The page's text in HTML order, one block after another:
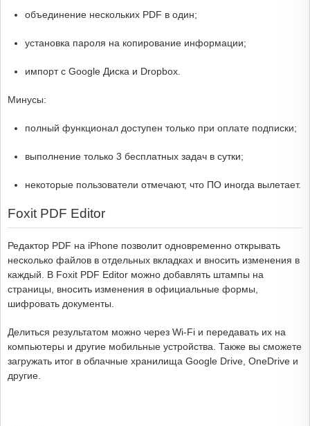
объединение нескольких PDF в один;
установка пароля на копирование информации;
импорт с Google Диска и Dropbox.
Минусы:
полный функционал доступен только при оплате подписки;
выполнение только 3 бесплатных задач в сутки;
некоторые пользователи отмечают, что ПО иногда вылетает.
Foxit PDF Editor
Редактор PDF на iPhone позволит одновременно открывать
несколько файлов в отдельных вкладках и вносить изменения в
каждый. В Foxit PDF Editor можно добавлять штампы на
страницы, вносить изменения в официальные формы,
шифровать документы.
Делиться результатом можно через Wi-Fi и передавать их на
компьютеры и другие мобильные устройства. Также вы сможете
загружать итог в облачные хранилища Google Drive, OneDrive и
другие.